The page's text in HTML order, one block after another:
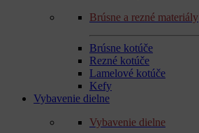
Brúsne a rezné materiály
Brúsne kotúče
Rezné kotúče
Lamelové kotúče
Kefy
Vybavenie dielne
Vybavenie dielne